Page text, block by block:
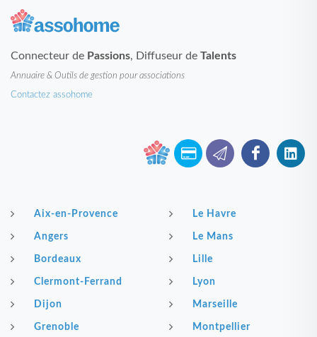
Connecteur de Passions, Diffuseur de Talents
Annuaire & Outils de gestion pour associations
Contactez assohome
Aix-en-Provence
Angers
Bordeaux
Clermont-Ferrand
Dijon
Grenoble
Le Havre
Le Mans
Lille
Lyon
Marseille
Montpellier